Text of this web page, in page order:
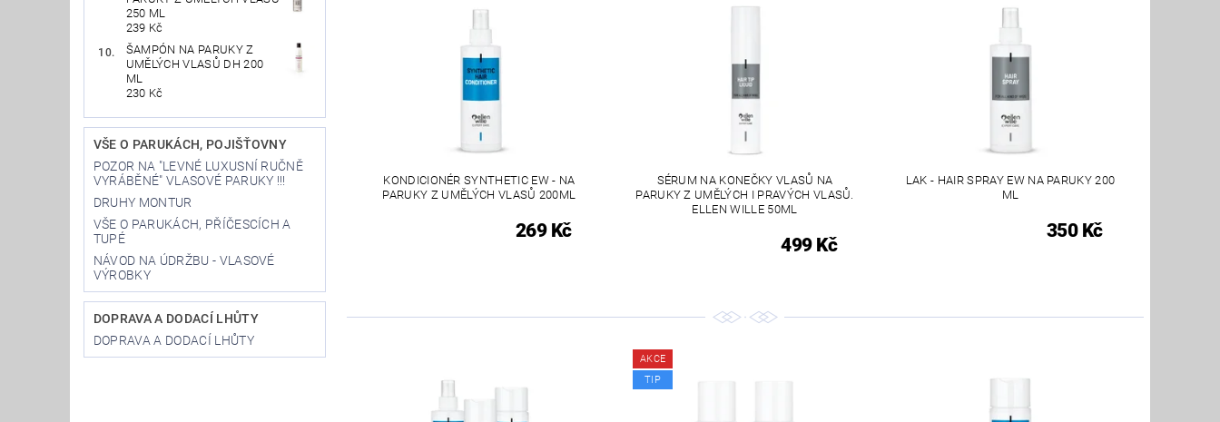
250 ML
239 Kč
ŠAMPÓN NA PARUKY Z
UMĚLÝCH VLASŮ DH 200
ML
230 Kč
VŠE O PARUKÁCH, POJIŠŤOVNY
POZOR NA "LEVNÉ LUXUSNÍ RUČNĚ
VYRÁBĚNÉ" VLASOVÉ PARUKY !!!
DRUHY MONTUR
VŠE O PARUKÁCH, PŘÍČESCÍCH A
TUPÉ
NÁVOD NA ÚDRŽBU - VLASOVÉ
VÝROBKY
DOPRAVA A DODACÍ LHŮTY
DOPRAVA A DODACÍ LHŮTY
KONDICIONÉR SYNTHETIC EW - NA
PARUKY Z UMĚLÝCH VLASŮ 200ML
269 Kč
SÉRUM NA KONEČKY VLASŮ NA
PARUKY Z UMĚLÝCH I PRAVÝCH VLASŮ.
ELLEN WILLE 50ML
499 Kč
LAK - HAIR SPRAY EW NA PARUKY 200
ML
350 Kč
AKCE
TIP